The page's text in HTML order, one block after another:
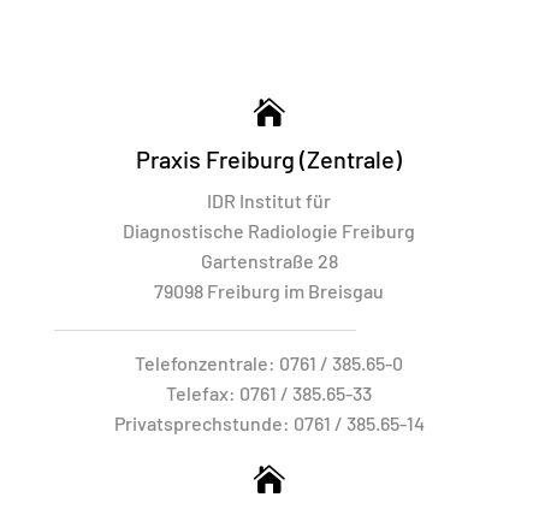

Praxis Freiburg (Zentrale)
IDR Institut für
Diagnostische Radiologie Freiburg
Gartenstraße 28
79098 Freiburg im Breisgau
Telefonzentrale: 0761 / 385.65-0
Telefax: 0761 / 385.65-33
Privatsprechstunde: 0761 / 385.65-14
